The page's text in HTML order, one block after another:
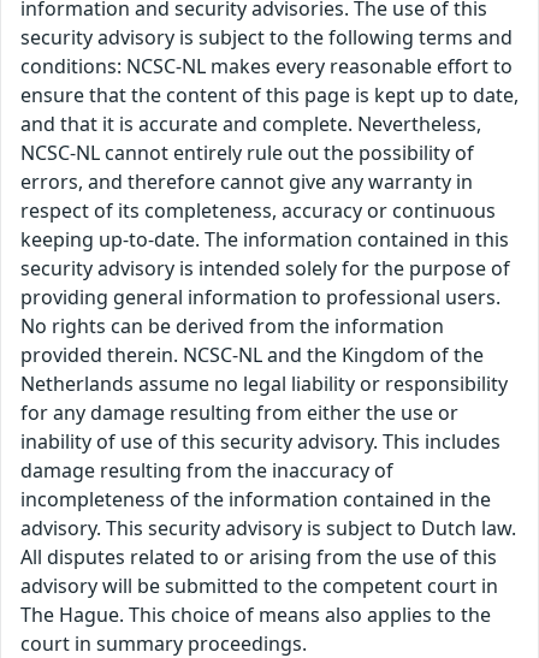
information and security advisories. The use of this
security advisory is subject to the following terms and
conditions: NCSC-NL makes every reasonable effort to
ensure that the content of this page is kept up to date,
and that it is accurate and complete. Nevertheless,
NCSC-NL cannot entirely rule out the possibility of
errors, and therefore cannot give any warranty in
respect of its completeness, accuracy or continuous
keeping up-to-date. The information contained in this
security advisory is intended solely for the purpose of
providing general information to professional users.
No rights can be derived from the information
provided therein. NCSC-NL and the Kingdom of the
Netherlands assume no legal liability or responsibility
for any damage resulting from either the use or
inability of use of this security advisory. This includes
damage resulting from the inaccuracy of
incompleteness of the information contained in the
advisory. This security advisory is subject to Dutch law.
All disputes related to or arising from the use of this
advisory will be submitted to the competent court in
The Hague. This choice of means also applies to the
court in summary proceedings.